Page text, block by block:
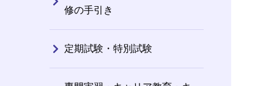
修の手引き
定期試験・特別試験